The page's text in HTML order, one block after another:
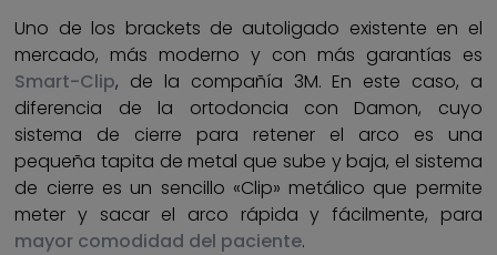
Uno de los brackets de autoligado existente en el
mercado, más moderno y con más garantías es
Smart-Clip, de la compañía 3M. En este caso, a
diferencia de la ortodoncia con Damon, cuyo
sistema de cierre para retener el arco es una
pequeña tapita de metal que sube y baja, el sistema
de cierre es un sencillo «Clip» metálico que permite
meter y sacar el arco rápida y fácilmente, para
mayor comodidad del paciente.